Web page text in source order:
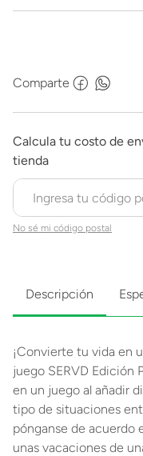
Comparte
No sé mi código postal
Descripción
¡Convierte tu vida en
juego SERVD Edición
en un juego al añadir
tipo de situaciones
pónganse de acuerdo
unas vacaciones de